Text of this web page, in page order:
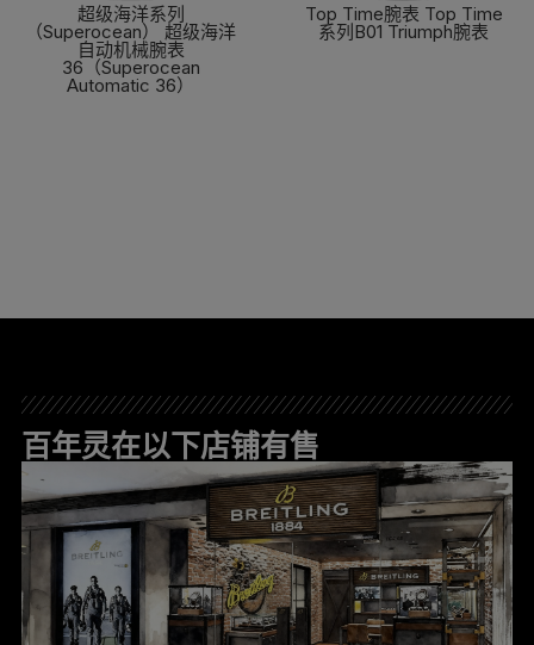
超级海洋系列
（Superocean） 超级海洋
自动机械腕表
36（Superocean
Automatic 36）
Top Time腕表 Top Time
系列B01 Triumph腕表
百年灵在以下店铺有售